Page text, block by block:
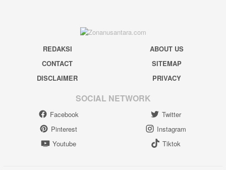
REDAKSI
ABOUT US
CONTACT
SITEMAP
DISCLAIMER
PRIVACY
SOCIAL NETWORK
Facebook
Twitter
Pinterest
Instagram
Youtube
Tiktok